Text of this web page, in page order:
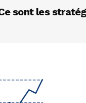
sont les